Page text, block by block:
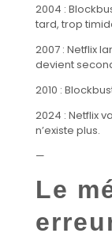
2004 :
tard, trop
2007 : Netflix
devient
2010 :
2024 : Netflix
n’existe plus.
—
Le